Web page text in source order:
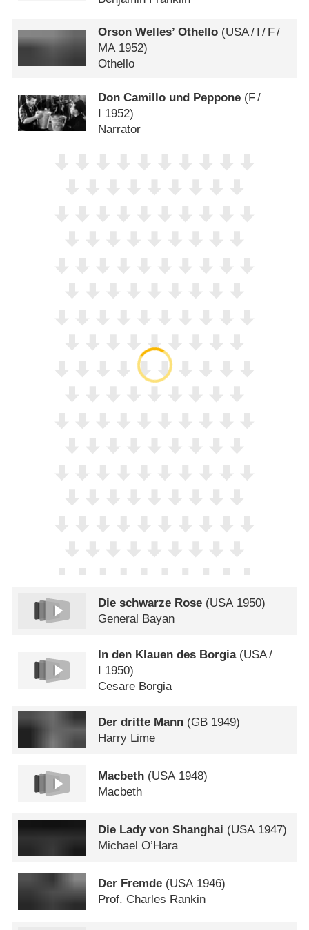
Orson Welles’ Othello (USA/ I / F/
MA1952)
Othello
Don Camillo und Peppone (F/
I 1952)
Narrator
Die schwarze Rose (USA1950)
General Bayan
In den Klauen des Borgia(USA/
I 1950)
Cesare Borgia
Der dritte Mann (GB 1949)
Harry Lime
Macbeth (USA 1948)
Macbeth
Die Lady von Shanghai (USA1947)
Michael O’Hara
Der Fremde (USA1946)
Prof. Charles Rankin